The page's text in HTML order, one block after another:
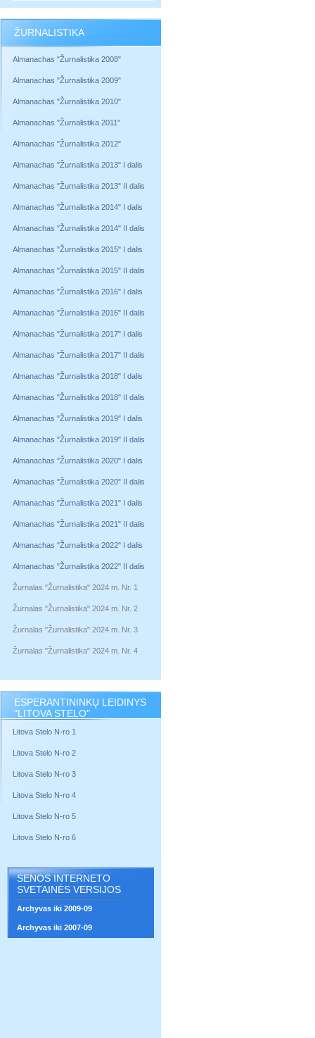
ŽURNALISTIKA
Almanachas "Žurnalistika 2008"
Almanachas "Žurnalistika 2009"
Almanachas "Žurnalistika 2010"
Almanachas "Žurnalistika 2011"
Almanachas "Žurnalistika 2012"
Almanachas "Žurnalistika 2013" I dalis
Almanachas "Žurnalistika 2013" II dalis
Almanachas "Žurnalistika 2014" I dalis
Almanachas "Žurnalistika 2014" II dalis
Almanachas "Žurnalistika 2015" I dalis
Almanachas "Žurnalistika 2015" II dalis
Almanachas "Žurnalistika 2016" I dalis
Almanachas "Žurnalistika 2016" II dalis
Almanachas "Žurnalistika 2017" I dalis
Almanachas "Žurnalistika 2017" II dalis
Almanachas "Žurnalistika 2018" I dalis
Almanachas "Žurnalistika 2018" II dalis
Almanachas "Žurnalistika 2019" I dalis
Almanachas "Žurnalistika 2019" II dalis
Almanachas "Žurnalistika 2020" I dalis
Almanachas "Žurnalistika 2020" II dalis
Almanachas "Žurnalistika 2021" I dalis
Almanachas "Žurnalistika 2021" II dalis
Almanachas "Žurnalistika 2022" I dalis
Almanachas "Žurnalistika 2022" II dalis
Žurnalas "Žurnalistika" 2024 m. Nr. 1
Žurnalas "Žurnalistika" 2024 m. Nr. 2
Žurnalas "Žurnalistika" 2024 m. Nr. 3
Žurnalas "Žurnalistika" 2024 m. Nr. 4
ESPERANTININKŲ LEIDINYS
"LITOVA STELO"
Litova Stelo N-ro 1
Litova Stelo N-ro 2
Litova Stelo N-ro 3
Litova Stelo N-ro 4
Litova Stelo N-ro 5
Litova Stelo N-ro 6
SENOS INTERNETO
SVETAINĖS VERSIJOS
Archyvas iki 2009-09
Archyvas iki 2007-09